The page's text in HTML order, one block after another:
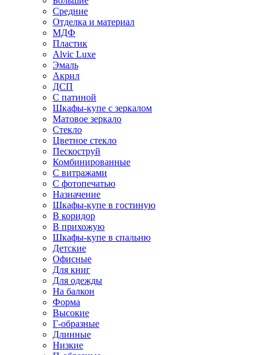
Средние
Отделка и материал
МДФ
Пластик
Alvic Luxe
Эмаль
Акрил
ДСП
С патиной
Шкафы-купе с зеркалом
Матовое зеркало
Стекло
Цветное стекло
Пескоструй
Комбинированные
С витражами
С фотопечатью
Назначение
Шкафы-купе в гостиную
В коридор
В прихожую
Шкафы-купе в спальню
Детские
Офисные
Для книг
Для одежды
На балкон
Форма
Высокие
Г-образные
Длинные
Низкие